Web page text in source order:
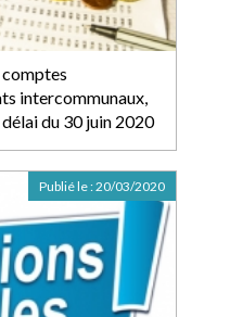
comptes
intercommunaux,
du 30 juin 2020
Publié le :20/03/2020